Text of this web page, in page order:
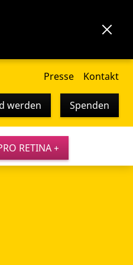
Presse Kontakt
werden Spenden
RETINA +